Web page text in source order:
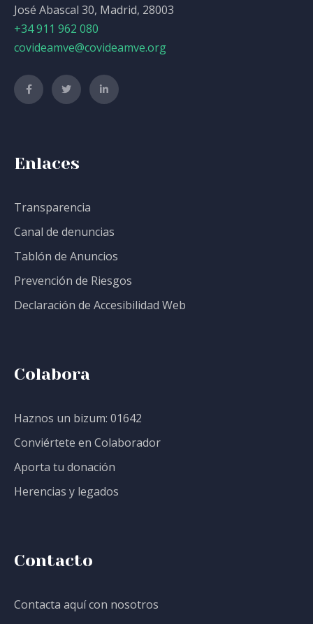
José Abascal 30, Madrid, 28003
+34 911 962 080
covideamve@covideamve.org
Enlaces
Transparencia
Canal de denuncias
Tablón de Anuncios
Prevención de Riesgos
Declaración de Accesibilidad Web
Colabora
Haznos un bizum: 01642
Conviértete en Colaborador
Aporta tu donación
Herencias y legados
Contacto
Contacta aquí con nosotros